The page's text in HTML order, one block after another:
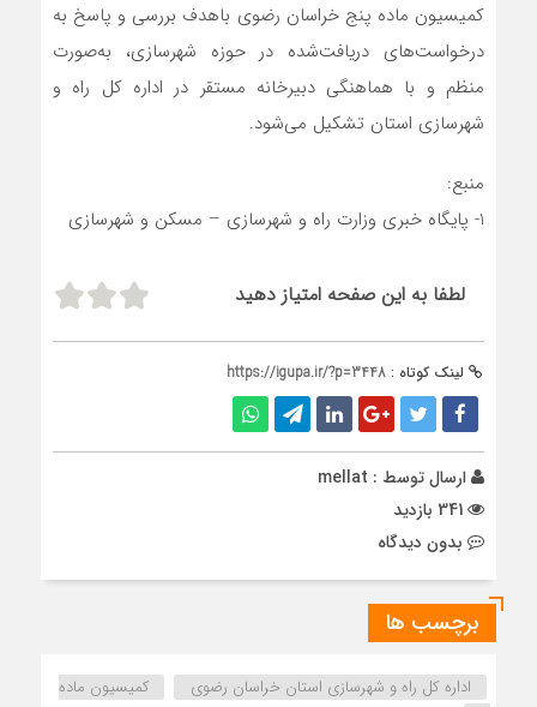
کمیسیون ماده پنج خراسان رضوی باهدف بررسی و پاسخ به
درخواست‌های دریافت‌شده در حوزه شهرسازی، به‌صورت
منظم و با هماهنگی دبیرخانه مستقر در اداره کل راه و
شهرسازی استان تشکیل می‌شود.
منبع:
1- پایگاه خبری وزارت راه و شهرسازی – مسکن و شهرسازی
لطفا به این صفحه امتیاز دهید
لینک کوتاه : https://igupa.ir/?p=3448
ارسال توسط : mellat
بدون دیدگاه
برچسب ها
اداره كل راه و شهرسازي استان خراسان رضوي
کمیسیون ماده